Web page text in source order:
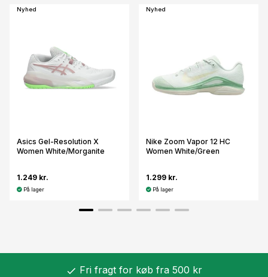
Nyhed
Asics Gel-Resolution X
Women White/Morganite
1.249 kr.
På lager
Nyhed
Nike Zoom Vapor 12 HC
Women White/Green
1.299 kr.
På lager
check Fri fragt for køb fra 500 kr